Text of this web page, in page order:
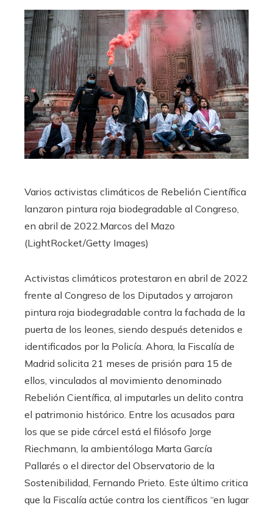
Varios activistas climáticos de Rebelión Científica
lanzaron pintura roja biodegradable al Congreso,
en abril de 2022.Marcos del Mazo
(LightRocket/Getty Images)
Activistas climáticos protestaron en abril de 2022
frente al Congreso de los Diputados y arrojaron
pintura roja biodegradable contra la fachada de la
puerta de los leones, siendo después detenidos e
identificados por la Policía. Ahora, la Fiscalía de
Madrid solicita 21 meses de prisión para 15 de
ellos, vinculados al movimiento denominado
Rebelión Científica, al imputarles un delito contra
el patrimonio histórico. Entre los acusados para
los que se pide cárcel está el filósofo Jorge
Riechmann, la ambientóloga Marta García
Pallarés o el director del Observatorio de la
Sostenibilidad, Fernando Prieto. Este último critica
que la Fiscalía actúe contra los científicos “en lugar